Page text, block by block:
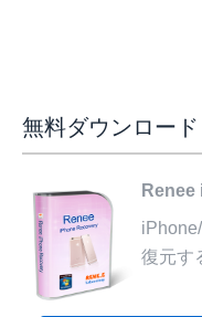
無料ダウンロード
復元す